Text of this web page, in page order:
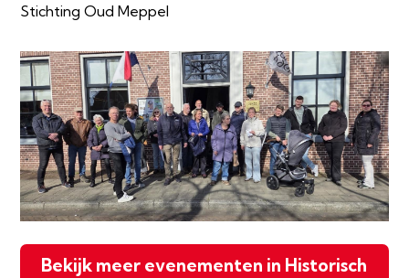
Stichting Oud Meppel
Bekijk meer evenementen in Historisch